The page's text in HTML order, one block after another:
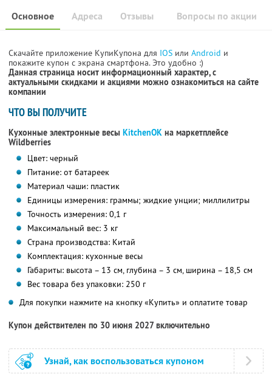
Основное Отзывы Вопросы по акции
Адреса
Скачайте приложение КупиКупона для IOS или Android и
покажите купон с экрана смартфона. Это удобно :)
Данная страница носит информационный характер, с
актуальными скидками и акциями можно ознакомиться на сайте
компании
ЧТО ВЫ ПОЛУЧИТЕ
Кухонные электронные весы KitchenOK на маркетплейсе
Wildberries
Цвет: черный
Питание: от батареек
Материал чаши: пластик
Единицы измерения: граммы; жидкие унции; миллилитры
Точность измерения: 0,1 г
Максимальный вес: 3 кг
Страна производства: Китай
Комплектация: кухонные весы
Габариты: высота – 13 см, глубина – 3 см, ширина – 18,5 см
Вес товара без упаковки: 250 г
Для покупки нажмите на кнопку «Купить» и оплатите товар
Купон действителен по 30 июня 2027 включительно
Узнай, как воспользоваться купоном